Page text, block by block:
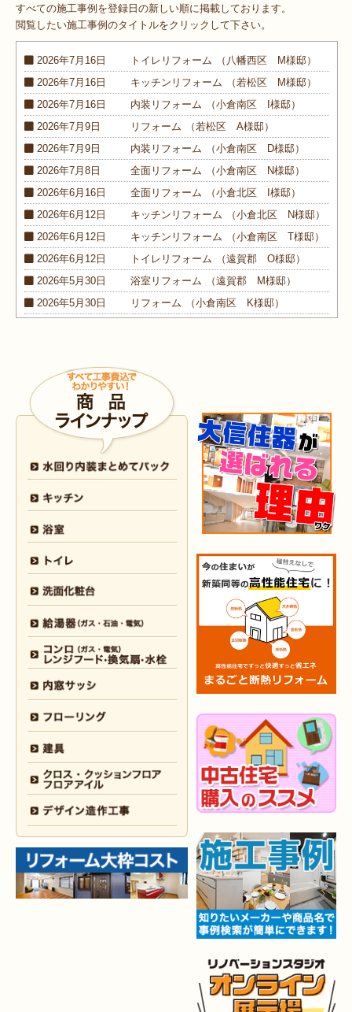
すべての施工事例を登録日の新しい順に掲載しております。
閲覧したい施工事例のタイトルをクリックして下さい。
2026年7月16日 トイレ リフォーム
（八幡西区 M様邸）
2026年7月16日
キッチン リフォーム
（若松区 M様邸）
2026年7月16日
内装 リフォーム
（小倉南区 I様邸）
2026年7月9日
リフォーム
（若松区 A様邸）
2026年7月9日
内装 リフォーム
（小倉南区 D様邸）
2026年7月8日
全面 リフォーム
（小倉南区 N様邸）
2026年6月16日
全面 リフォーム
（小倉北区 I様邸）
2026年6月12日
キッチン リフォーム
（小倉北区 N様邸）
2026年6月12日
キッチン リフォーム
（小倉南区 T様邸）
2026年6月12日
トイレ リフォーム
（遠賀郡 O様邸）
2026年5月30日
浴室 リフォーム
（遠賀郡 M様邸）
2026年5月30日
リフォーム
（小倉南区 K様邸）
2026年4月6日
リフォーム
2026年4月6日
リフォーム
2026年3月25日
内装リフォーム （小倉北区 I様邸）
2026年3月12日
リフォーム （小倉北区 S様邸）
2026年3月12日
浴室 リフォーム
（八幡東区 N様邸）
2026年3月5日
（八幡西区 T様邸）
リフォーム （戸畑区 T様邸）
2026年3月2日
浴室リフォーム
2026年2月23日
リフォーム （小倉南区 Y様邸）
2026年2月6日
リフォーム （小倉南区 K様邸）
2026年2月5日
浴室リフォーム
（小倉南区 F様邸）
2026年1月31日
浴室 リフォーム （戸畑区 H様邸）
2026年1月31日
（小倉南区 O様邸）
2026年1月29日
内装リフォーム
（門司区 N様邸）
2026年1月26日
リフォーム （八幡西区 M様邸）
2025年12月30日
リフォーム （門司区 S様邸）
リフォーム
（小倉南区 M様邸）
2025年12月18日
全面リフォーム
（小倉南区 Y様邸）
（小倉北区 T様邸）
（小倉南区 M様邸）
2025年12月10日
水回りリフォーム
（小倉北区 Y様邸）
2025年12月9日
水回り･内装リフォーム
（八幡西区 K様邸）
リフォーム
（小倉南区 G様邸）
リフォーム （小倉北区 M様邸）
リフォーム （小倉南区 N様邸）